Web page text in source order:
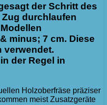
der Schritt des
durchlaufen
minus; 7 cm. Diese
verwendet.
der Regel in
Holzoberfräse präziser
meist Zusatzgeräte